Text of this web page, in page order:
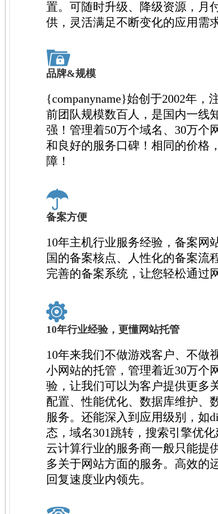
置。可随时升级、降级资源，月
供，灵活满足不断变化的应用需
品牌&规模
{companyname}始创于2002年，
前团队规模数百人，是国内一线
强！管理着50万个域名、30万个
和良好的服务口碑！相同的价格
障！
备案方便
10年主机行业服务经验，备案网
国的备案核点、人性化的备案流
完善的备案系统，让您轻松通过
10年行业经验，更懂网站托管
10年来我们不做游戏客户、不做
小网站的托管，管理着近30万个
验，让我们可以为客户提供更多
配置、性能优化、数据库维护、
服务。还能深入到应用级别，如
态，域名301跳转，搜索引擎优
云计算行业的服务商一般只能提
多关于网站方面的服务。高效的
回复速度业内领先。